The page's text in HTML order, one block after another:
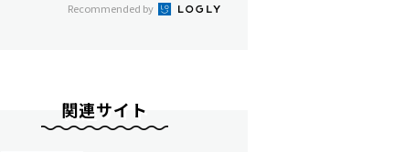
Recommended by
関連サイト